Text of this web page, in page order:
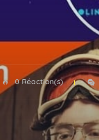
0 Réaction(s)